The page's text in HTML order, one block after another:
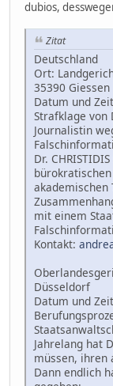
dubios,
Zitat
Deutschland
Ort:
35390 Giessen
Datum und
Strafklage von
Journalistin
Dr.
mit einem
Kontakt:
Düsseldorf
Datum und
Jahrelang hat
müssen, ihren
Dann endlich